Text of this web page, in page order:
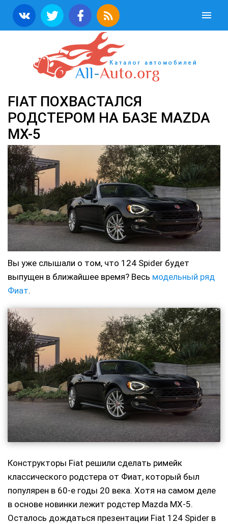
FIAT ПОХВАСТАЛСЯ
РОДСТЕРОМ НА БАЗЕ MAZDA
MX-5
Вы уже слышали о том, что 124 Spider будет
выпущен в ближайшее время? Весь модельный ряд
Фиат.
Конструкторы Fiat решили сделать римейк
классического родстера от Фиат, который был
популярен в 60-е годы 20 века. Хотя на самом деле
в основе новинки лежит родстер Mazda MX-5.
Осталось дождаться презентации Fiat 124 Spider в